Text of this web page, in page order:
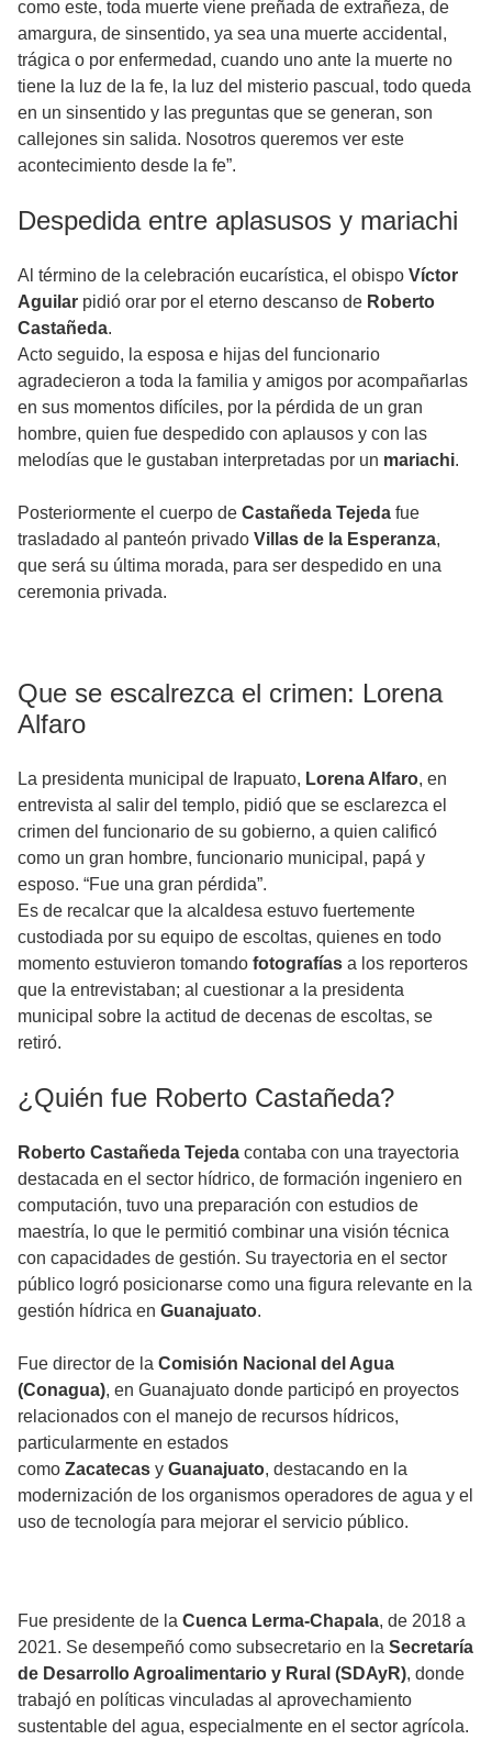
como este, toda muerte viene preñada de extrañeza, de
amargura, de sinsentido, ya sea una muerte accidental,
trágica o por enfermedad, cuando uno ante la muerte no
tiene la luz de la fe, la luz del misterio pascual, todo queda
en un sinsentido y las preguntas que se generan, son
callejones sin salida. Nosotros queremos ver este
acontecimiento desde la fe”.
Despedida entre aplasusos y mariachi
Al término de la celebración eucarística, el obispo Víctor
Aguilar pidió orar por el eterno descanso de Roberto
Castañeda.
Acto seguido, la esposa e hijas del funcionario
agradecieron a toda la familia y amigos por acompañarlas
en sus momentos difíciles, por la pérdida de un gran
hombre, quien fue despedido con aplausos y con las
melodías que le gustaban interpretadas por un mariachi.
Posteriormente el cuerpo de Castañeda Tejeda fue
trasladado al panteón privado Villas de la Esperanza,
que será su última morada, para ser despedido en una
ceremonia privada.
Que se escalrezca el crimen: Lorena
Alfaro
La presidenta municipal de Irapuato, Lorena Alfaro, en
entrevista al salir del templo, pidió que se esclarezca el
crimen del funcionario de su gobierno, a quien calificó
como un gran hombre, funcionario municipal, papá y
esposo. “Fue una gran pérdida”.
Es de recalcar que la alcaldesa estuvo fuertemente
custodiada por su equipo de escoltas, quienes en todo
momento estuvieron tomando fotografías a los reporteros
que la entrevistaban; al cuestionar a la presidenta
municipal sobre la actitud de decenas de escoltas, se
retiró.
¿Quién fue Roberto Castañeda?
Roberto Castañeda Tejeda contaba con una trayectoria
destacada en el sector hídrico, de formación ingeniero en
computación, tuvo una preparación con estudios de
maestría, lo que le permitió combinar una visión técnica
con capacidades de gestión. Su trayectoria en el sector
público logró posicionarse como una figura relevante en la
gestión hídrica en Guanajuato.
Fue director de la Comisión Nacional del Agua
(Conagua), en Guanajuato donde participó en proyectos
relacionados con el manejo de recursos hídricos,
particularmente en estados
como Zacatecas y Guanajuato, destacando en la
modernización de los organismos operadores de agua y el
uso de tecnología para mejorar el servicio público.
Fue presidente de la Cuenca Lerma-Chapala, de 2018 a
2021. Se desempeñó como subsecretario en la Secretaría
de Desarrollo Agroalimentario y Rural (SDAyR), donde
trabajó en políticas vinculadas al aprovechamiento
sustentable del agua, especialmente en el sector agrícola.